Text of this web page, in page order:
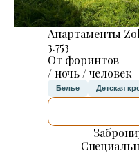
Апартаменты
3.753
От форинтов
/ ночь / человек
Белье Детская